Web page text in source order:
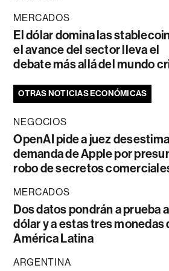
MERCADOS
El dólar domina las
el avance del sector lleva el
debate más allá del mundo
OTRAS NOTICIAS ECONÓMICAS
NEGOCIOS
OpenAI pide a juez
demanda de Apple por
robo de secretos
MERCADOS
Dos datos pondrán a prueba
dólar y a estas tres monedas
América Latina
ARGENTINA